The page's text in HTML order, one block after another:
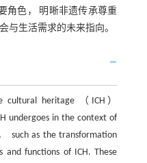
角色， 明晰非遗传承尊重
与生活需求的未来指向。
cultural heritage （ICH）
undergoes in the context of
such as the transformation
functions of ICH. These